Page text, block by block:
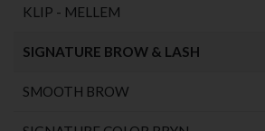
KLIP - MELLEM
SIGNATURE BROW & LASH
SMOOTH BROW